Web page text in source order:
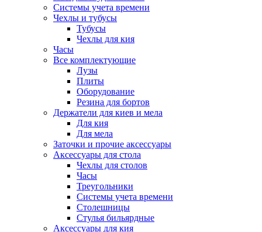
Системы учета времени
Чехлы и тубусы
Тубусы
Чехлы для кия
Часы
Все комплектующие
Лузы
Плиты
Оборудование
Резина для бортов
Держатели для киев и мела
Для кия
Для мела
Заточки и прочие аксессуары
Аксессуары для стола
Чехлы для столов
Часы
Треугольники
Системы учета времени
Столешницы
Стулья бильярдные
Аксессуары для кия